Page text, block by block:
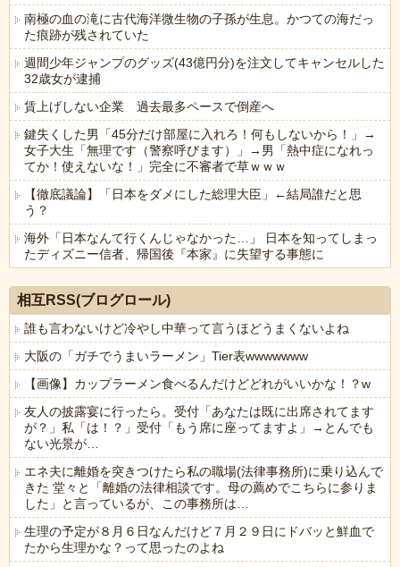
南極の血の滝に古代海洋微生物の子孫が生息。かつての海だっ
た痕跡が残されていた
週間少年ジャンプのグッズ(43億円分)を注文してキャンセルした
32歳女が逮捕
賃上げしない企業 過去最多ペースで倒産へ
鍵失くした男「45分だけ部屋に入れろ！何もしないから！」→
女子大生「無理です（警察呼びます）」→男「熱中症になれっ
てか！使えないな！」完全に不審者で草ｗｗｗ
【徹底議論】「日本をダメにした総理大臣」←結局誰だと思
う？
海外「日本なんて行くんじゃなかった…」 日本を知ってしまっ
たディズニー信者、帰国後『本家』に失望する事態に
相互RSS(ブログロール)
誰も言わないけど冷やし中華って言うほどうまくないよね
大阪の「ガチでうまいラーメン」Tier表wwwwwww
【画像】カップラーメン食べるんだけどどれがいいかな！？w
友人の披露宴に行ったら。受付「あなたは既に出席されてます
が？」私「は！？」受付「もう席に座ってますよ」→とんでも
ない光景が…
エネ夫に離婚を突きつけたら私の職場(法律事務所)に乗り込んで
きた 堂々と「離婚の法律相談です。母の薦めでこちらに参りま
した」と言っているが、この事務所は…
生理の予定が８月６日なんだけど７月２９日にドバッと鮮血で
たから生理かな？って思ったのよね